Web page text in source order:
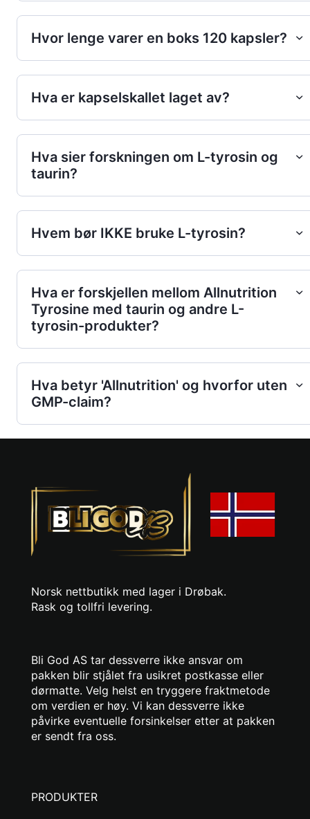
Hvor lenge varer en boks 120 kapsler?
Hva er kapselskallet laget av?
Hva sier forskningen om L-tyrosin og
taurin?
Hvem bør IKKE bruke L-tyrosin?
Hva er forskjellen mellom Allnutrition
Tyrosine med taurin og andre L-
tyrosin-produkter?
Hva betyr 'Allnutrition' og hvorfor uten
GMP-claim?
Norsk nettbutikk med lager i Drøbak.
Rask og tollfri levering.
Bli God AS tar dessverre ikke ansvar om
pakken blir stjålet fra usikret postkasse eller
dørmatte. Velg helst en tryggere fraktmetode
om verdien er høy. Vi kan dessverre ikke
påvirke eventuelle forsinkelser etter at pakken
er sendt fra oss.
PRODUKTER